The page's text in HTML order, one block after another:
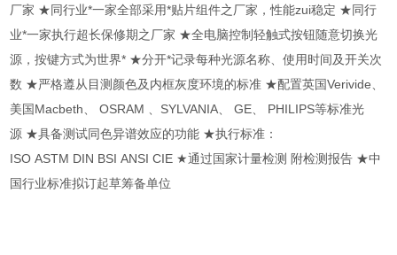
厂家 ★同行业*一家全部采用*贴片组件之厂家，性能zui稳定 ★同行
业*一家执行超长保修期之厂家 ★全电脑控制轻触式按钮随意切换光
源，按键方式为世界* ★分开*记录每种光源名称、使用时间及开关次
数 ★严格遵从目测颜色及内框灰度环境的标准 ★配置英国Verivide、
美国Macbeth、 OSRAM 、SYLVANIA、 GE、 PHILIPS等标准光
源 ★具备测试同色异谱效应的功能 ★执行标准：
ISO ASTM DIN BSI ANSI CIE ★通过国家计量检测 附检测报告 ★中
国行业标准拟订起草筹备单位